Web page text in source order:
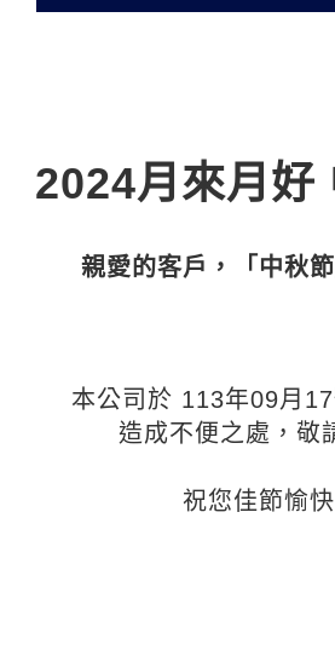
2024月來月好
親愛的客戶，「中秋節
本公司於 113年09月
造成不便之處，敬
祝您佳節愉快